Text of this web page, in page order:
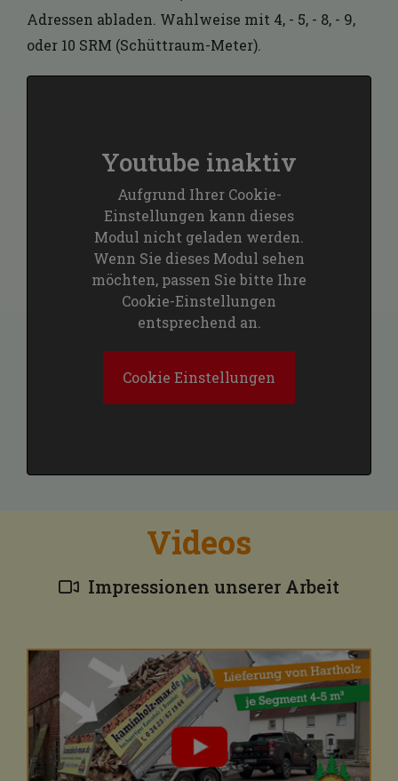
Adressen abladen. Wahlweise mit 4, - 5, - 8, - 9,
oder 10 SRM (Schüttraum-Meter).
Youtube inaktiv
Aufgrund Ihrer Cookie-
Einstellungen kann dieses
Modul nicht geladen werden.
Wenn Sie dieses Modul sehen
möchten, passen Sie bitte Ihre
Cookie-Einstellungen
entsprechend an.
Cookie Einstellungen
Videos
Impressionen unserer Arbeit